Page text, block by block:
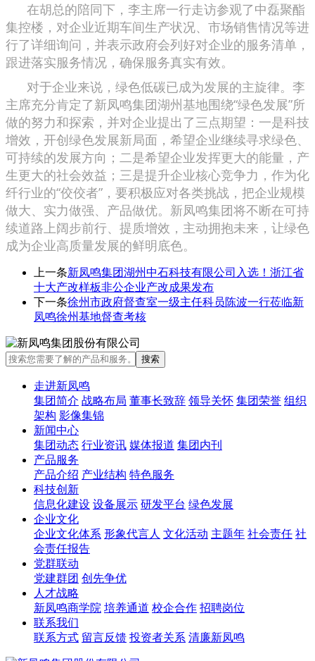
在胡总的陪同下，李主席一行走访参观了中磊聚酯
集控楼，对企业近期车间生产状况、市场销售情况等进
行了详细询问，并表示政府会列好对企业的服务清单，
跟进落实服务情况，确保服务真实有效。
对于企业来说，绿色低碳已成为发展的主旋律。李
主席充分肯定了新凤鸣集团湖州基地围绕“绿色发展”所
做的努力和探索，并对企业提出了三点期望：一是科技
增效，开创绿色发展新局面，希望企业继续寻求绿色、
可持续的发展方向；二是希望企业发挥更大的能量，产
生更大的社会效益；三是提升企业核心竞争力，作为化
纤行业的“佼佼者”，要积极应对各类挑战，把企业规模
做大、实力做强、产品做优。新凤鸣集团将不断在可持
续道路上阔步前行、提质增效，主动拥抱未来，让绿色
成为企业高质量发展的鲜明底色。
上一条新凤鸣集团湖州中石科技有限公司入选！浙江省
十大产改样板非公企业产改成果发布
下一条徐州市政府督查室一级主任科员陈波一行莅临新
凤鸣徐州基地督查考核
走进新凤鸣
集团简介 战略布局 董事长致辞 领导关怀 集团荣誉 组织
架构 影像集锦
新闻中心
集团动态 行业资讯 媒体报道 集团内刊
产品服务
产品介绍 产业结构 特色服务
科技创新
信息化建设 设备展示 研发平台 绿色发展
企业文化
企业文化体系 形象代言人 文化活动 主题年 社会责任 社
会责任报告
党群联动
党建群团 创先争优
人才战略
新凤鸣商学院 培养通道 校企合作 招聘岗位
联系我们
联系方式 留言反馈 投资者关系 清廉新凤鸣